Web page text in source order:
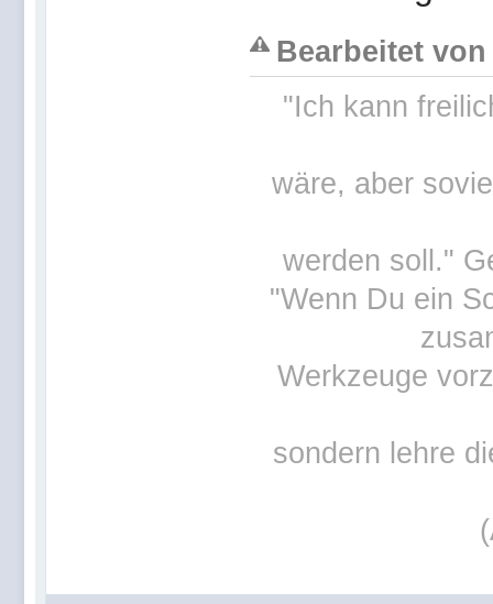
Bearbeitet von
"Ich kann
wäre, aber
werden soll."
"Wenn Du ein
Werkzeuge
sondern lehre